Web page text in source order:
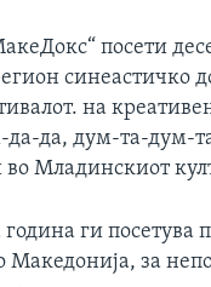
посети
на
да, дум-та-дум-
Младинскиот
ги посетува
за